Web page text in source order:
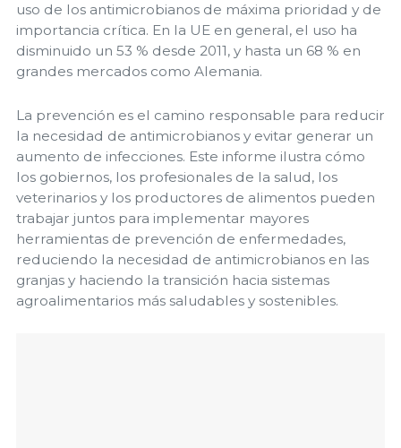
uso de los antimicrobianos de máxima prioridad y de
importancia crítica. En la UE en general, el uso ha
disminuido un 53 % desde 2011, y hasta un 68 % en
grandes mercados como Alemania.
La prevención es el camino responsable para reducir
la necesidad de antimicrobianos y evitar generar un
aumento de infecciones. Este informe ilustra cómo
los gobiernos, los profesionales de la salud, los
veterinarios y los productores de alimentos pueden
trabajar juntos para implementar mayores
herramientas de prevención de enfermedades,
reduciendo la necesidad de antimicrobianos en las
granjas y haciendo la transición hacia sistemas
agroalimentarios más saludables y sostenibles.